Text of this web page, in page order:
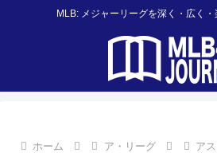
MLB: メジャーリーグを深く・広く
ホーム ア・リーグ ア